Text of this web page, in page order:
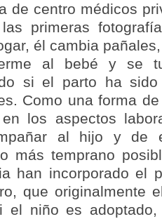
de centro médicos
primeras
él cambia
al bebé y se
si el parto ha
Como una forma
los aspectos
al hijo y de
más temprano
han incorporado el
que originalmente
niño es